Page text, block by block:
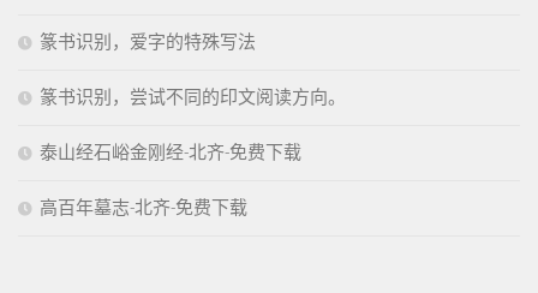
篆书识别，爱字的特殊写法
篆书识别，尝试不同的印文阅读方向。
泰山经石峪金刚经-北齐-免费下载
高百年墓志-北齐-免费下载